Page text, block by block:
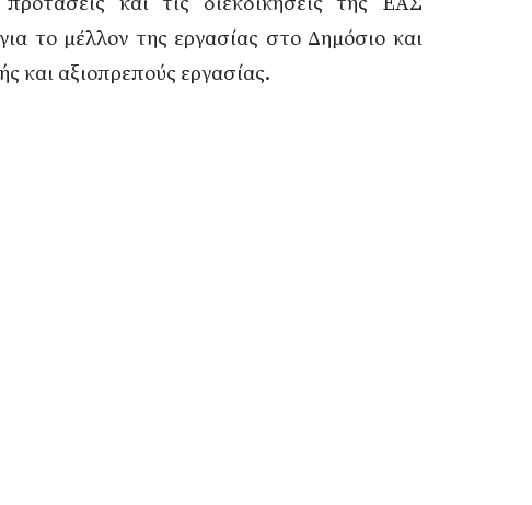
το μέλλον της εργασίας στο Δημόσιο και
και αξιοπρεπούς εργασίας.